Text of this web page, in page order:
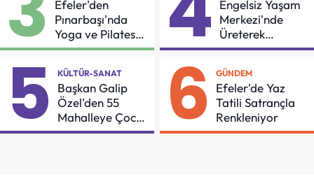
Efeler'den
Pınarbaşı'nda
Yoga ve Pilates
Buluşması
Engelsiz Yaşam
Merkezi'nde
Üreterek
Güçleniyorlar
5 KÜLTÜR-SANAT
Başkan Galip
Özel'den 55
Mahalleye Çocuk
Şenliği
6 GÜNDEM
Efeler'de Yaz
Tatili Satrançla
Renkleniyor